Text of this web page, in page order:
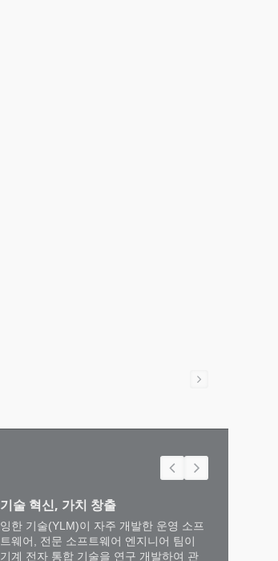
기술 혁신, 가치 창출
잉한 기술(YLM)이 자주 개발한 운영 소프
트웨어, 전문 소프트웨어 엔지니어 팀이
기계 전자 통합 기술을 연구 개발하여 관